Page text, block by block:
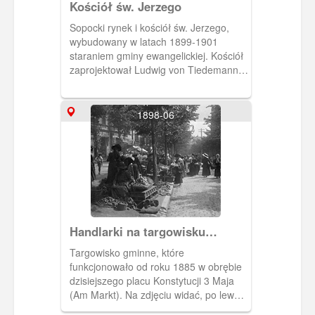
Kościół św. Jerzego
Sopocki rynek i kościół św. Jerzego,
wybudowany w latach 1899-1901
staraniem gminy ewangelickiej. Kościół
zaprojektował Ludwig von Tiedemann
się pod patronatem cesarzowej Augusty
Wiktorii która wraz z cesarzem
Wilhelmem II byłi głównymi sponsorami
jego wzniesienia Do 1945 świątynia
służyła celom kultu protestanckiego i
nosiła wezwanie Odkupiciela
(Erlöserkirche)[ Obecnie kościół św.
Jerzego, jest diecezjalnym kościołem
garnizonowym. Z lewej "Monciak" z
prawej ul. Kościuszki.
1898-06
Handlarki na targowisku
gminnym
Targowisko gminne, które
funkcjonowało od roku 1885 w obrębie
dzisiejszego placu Konstytucji 3 Maja
(Am Markt). Na zdjęciu widać, po lewej,
istniejące do dziś kamienice przy ulicy